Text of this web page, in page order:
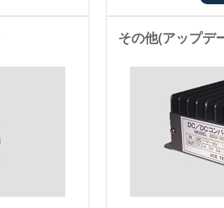
その他(アップデ